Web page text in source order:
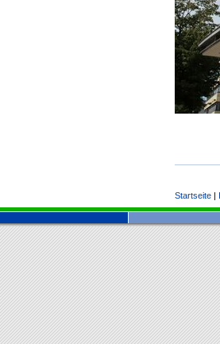
Startseite|